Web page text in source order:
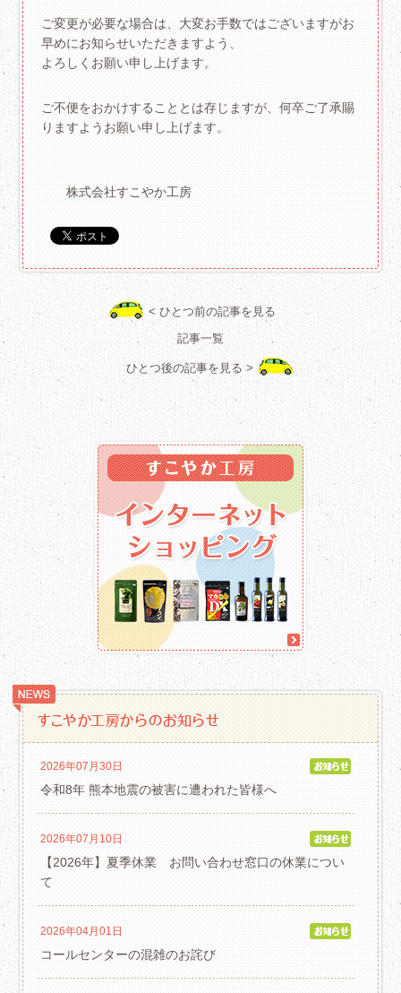
ご変更が必要な場合は、大変お手数ではございますがお
早めにお知らせいただきますよう、
よろしくお願い申し上げます。
ご不便をおかけすることとは存じますが、何卒ご了承賜
りますようお願い申し上げます。
株式会社すこやか工房
< ひとつ前の記事を見る
記事一覧
ひとつ後の記事を見る >
2026年07月30日
令和8年 熊本地震の被害に遭われた皆様へ
2026年07月10日
【2026年】夏季休業 お問い合わせ窓口の休業につい
て
2026年04月01日
コールセンターの混雑のお詫び